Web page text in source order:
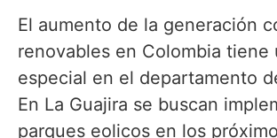
El aumento de la generación
renovables en Colombia tiene
especial en el departamento
En La Guajira se buscan
parques eolicos en los